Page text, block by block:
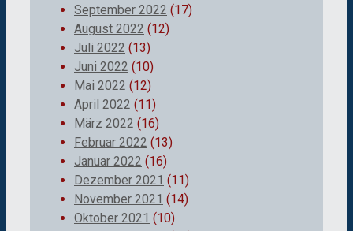
September 2022 (17)
August 2022 (12)
Juli 2022 (13)
Juni 2022 (10)
Mai 2022 (12)
April 2022 (11)
März 2022 (16)
Februar 2022 (13)
Januar 2022 (16)
Dezember 2021 (11)
November 2021 (14)
Oktober 2021 (10)